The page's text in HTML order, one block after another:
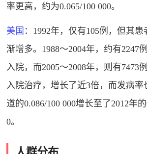
率更高，约为0.065/100 000。
美国 ：1992年，仅有105例，但其
渐增多。1988～2004年，约有2247
入院，而2005～2008年，则有7473
入院治疗，增长了近3倍，而发病率
道的0.086/100 000增长至了2012年
0。